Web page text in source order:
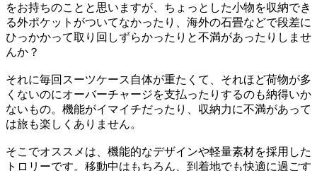
をお持ちのことと思いますが、ちょっとした小物を収納でき
る外ポケットがついてなかったり、海外の石畳などで段差に
ひっかかって取り回しずらかったりと不満があったりしませ
んか？
それに毎回スーツケース自体が重たくて、それほど荷物が多
くないのにオーバーチャージを支払ったりするのも納得いか
ないもの。機能がイマイチだったり、収納力に不満があって
は旅も楽しくありません。
そこでオススメは、機能的なデザインや軽量素材を採用した
トロリーです。移動中はもちろん、到着地でも快適に過ごす